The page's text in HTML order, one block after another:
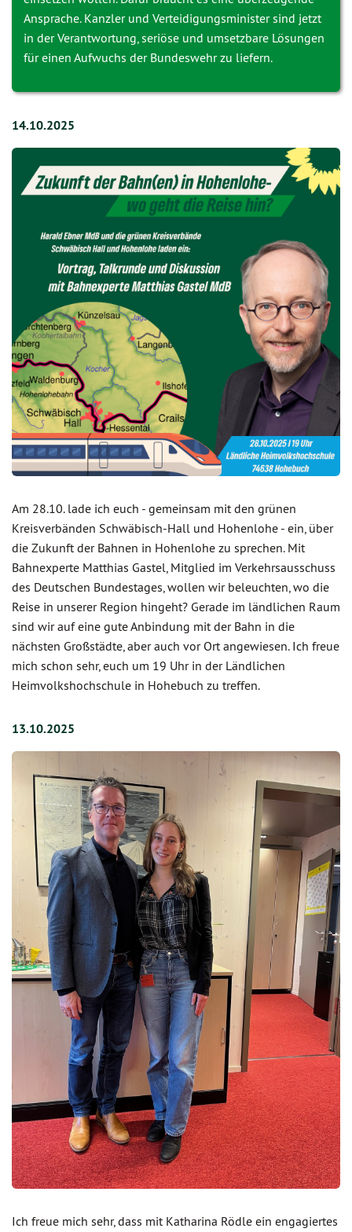
Ansprache. Kanzler und Verteidigungsminister sind jetzt
in der Verantwortung, seriöse und umsetzbare Lösungen
für einen Aufwuchs der Bundeswehr zu liefern.
14.10.2025
Am 28.10. lade ich euch - gemeinsam mit den grünen
Kreisverbänden Schwäbisch-Hall und Hohenlohe - ein, über
die Zukunft der Bahnen in Hohenlohe zu sprechen. Mit
Bahnexperte Matthias Gastel, Mitglied im Verkehrsausschuss
des Deutschen Bundestages, wollen wir beleuchten, wo die
Reise in unserer Region hingeht? Gerade im ländlichen Raum
sind wir auf eine gute Anbindung mit der Bahn in die
nächsten Großstädte, aber auch vor Ort angewiesen. Ich freue
mich schon sehr, euch um 19 Uhr in der Ländlichen
Heimvolkshochschule in Hohebuch zu treffen.
13.10.2025
Ich freue mich sehr, dass mit Katharina Rödle ein engagiertes